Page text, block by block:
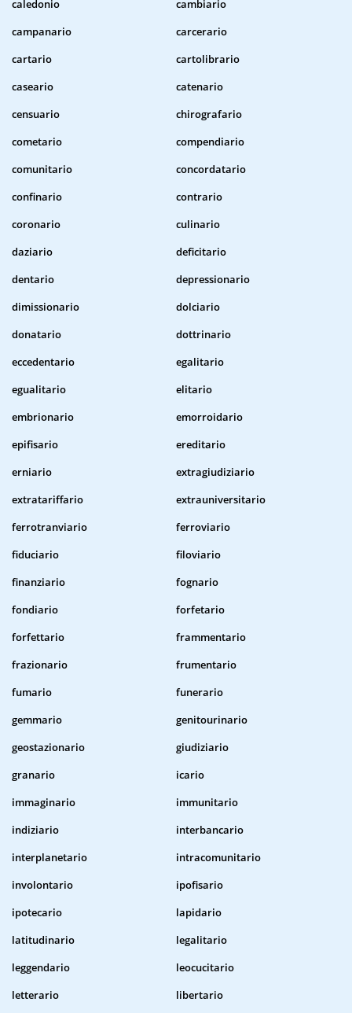
caledonio
cambiario
campanario
carcerario
cartario
cartolibrario
caseario
catenario
censuario
chirografario
cometario
compendiario
comunitario
concordatario
confinario
contrario
coronario
culinario
daziario
deficitario
dentario
depressionario
dimissionario
dolciario
donatario
dottrinario
eccedentario
egalitario
egualitario
elitario
embrionario
emorroidario
epifisario
ereditario
erniario
extragiudiziario
extratariffario
extrauniversitario
ferrotranviario
ferroviario
fiduciario
filoviario
finanziario
fognario
fondiario
forfetario
forfettario
frammentario
frazionario
frumentario
fumario
funerario
gemmario
genitourinario
geostazionario
giudiziario
granario
icario
immaginario
immunitario
indiziario
interbancario
interplanetario
intracomunitario
involontario
ipofisario
ipotecario
lapidario
latitudinario
legalitario
leggendario
leocucitario
letterario
libertario